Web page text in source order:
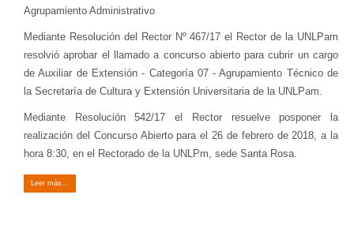
Agrupamiento Administrativo
Mediante Resolución del Rector Nº 467/17 el Rector de la UNLPam
resolvió aprobar el llamado a concurso abierto para cubrir un cargo
de Auxiliar de Extensión - Categoría 07 - Agrupamiento Técnico de
la Secretaría de Cultura y Extensión Universitaria de la UNLPam.
Mediante Resolución 542/17 el Rector resuelve posponer la
realización del Concurso Abierto para el 26 de febrero de 2018, a la
hora 8:30, en el Rectorado de la UNLPm, sede Santa Rosa.
Leer más...